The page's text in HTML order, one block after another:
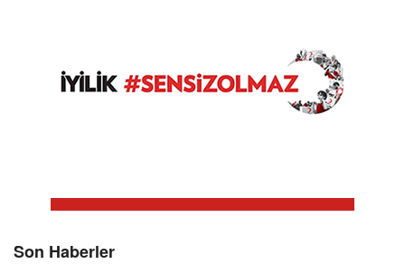
Son Haberler